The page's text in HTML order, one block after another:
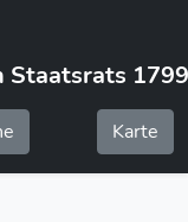
Staatsrats
Karte